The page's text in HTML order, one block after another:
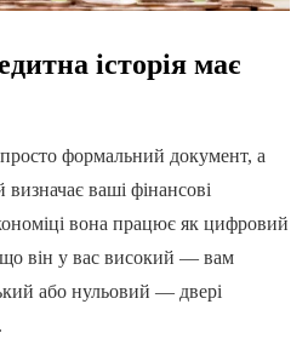
історія має
формальний документ, а
ваші фінансові
вона працює як цифровий
він у вас високий — вам
або нульовий — двері